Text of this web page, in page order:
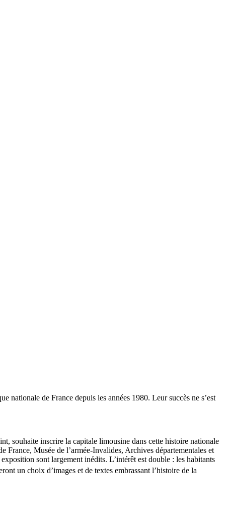
nationale de France depuis les années 1980. Leur succès ne s’est
souhaite inscrire la capitale limousine dans cette histoire nationale
Musée de l’armée-Invalides, Archives départementales et
sont largement inédits. L’intérêt est double : les habitants
un choix d’images et de textes embrassant l’histoire de la